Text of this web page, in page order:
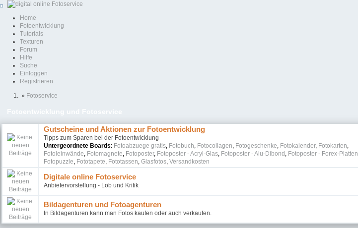
Home
Fotoentwicklung
Tutorials
Texturen
Forum
Hilfe
Suche
Einloggen
Registrieren
» Fotoservice
Gutscheine und Aktionen zur Fotoentwicklung
Tipps zum Sparen bei der Fotoentwicklung
Untergeordnete Boards: Fotoabzuege gratis, Fotobuch, Fotocollagen, Fotogeschenke, Fotokalender, Fotokarten,
Fotoleinwände, Fotomagnete, Fotoposter, Fotoposter - Acryl-Glas, Fotoposter - Alu-Dibond , Fotoposter - Forex-Platten
Fotopuzzle, Fototapete, Fototassen, Glasfotos, Versandkosten
Digitale online Fotoservice
Anbietervorstellung - Lob und Kritik
Bildagenturen und Fotoagenturen
In Bildagenturen kann man Fotos kaufen oder auch verkaufen.